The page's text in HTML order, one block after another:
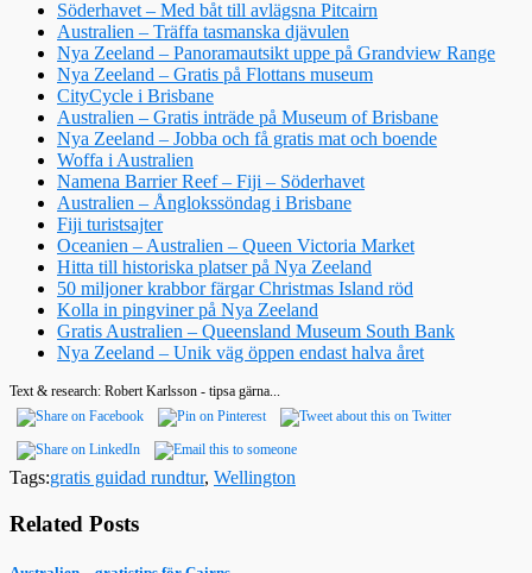
Söderhavet – Med båt till avlägsna Pitcairn
Australien – Träffa tasmanska djävulen
Nya Zeeland – Panoramautsikt uppe på Grandview Range
Nya Zeeland – Gratis på Flottans museum
CityCycle i Brisbane
Australien – Gratis inträde på Museum of Brisbane
Nya Zeeland – Jobba och få gratis mat och boende
Woffa i Australien
Namena Barrier Reef – Fiji – Söderhavet
Australien – Ånglokssöndag i Brisbane
Fiji turistsajter
Oceanien – Australien – Queen Victoria Market
Hitta till historiska platser på Nya Zeeland
50 miljoner krabbor färgar Christmas Island röd
Kolla in pingviner på Nya Zeeland
Gratis Australien – Queensland Museum South Bank
Nya Zeeland – Unik väg öppen endast halva året
Text & research: Robert Karlsson - tipsa gärna...
Tags:gratis guidad rundtur, Wellington
Related Posts